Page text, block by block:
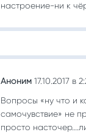
настроение-ни к
Аноним 17.10.2017 в
Вопросы «ну что и
самочувствие» не
просто